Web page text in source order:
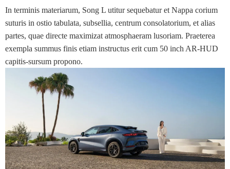
In terminis materiarum, Song L utitur sequebatur et Nappa corium
suturis in ostio tabulata, subsellia, centrum consolatorium, et alias
partes, quae directe maximizat atmosphaeram lusoriam. Praeterea
exempla summus finis etiam instructus erit cum 50 inch AR-HUD
capitis-sursum propono.